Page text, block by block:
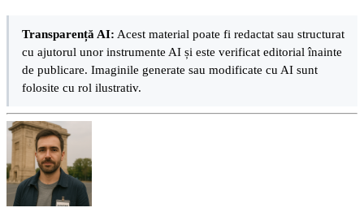
Transparență AI: Acest material poate fi redactat sau structurat
cu ajutorul unor instrumente AI și este verificat editorial înainte
de publicare. Imaginile generate sau modificate cu AI sunt
folosite cu rol ilustrativ.